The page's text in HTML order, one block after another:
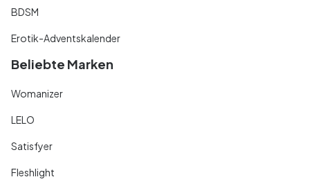
BDSM
Erotik-Adventskalender
Beliebte Marken
Womanizer
LELO
Satisfyer
Fleshlight